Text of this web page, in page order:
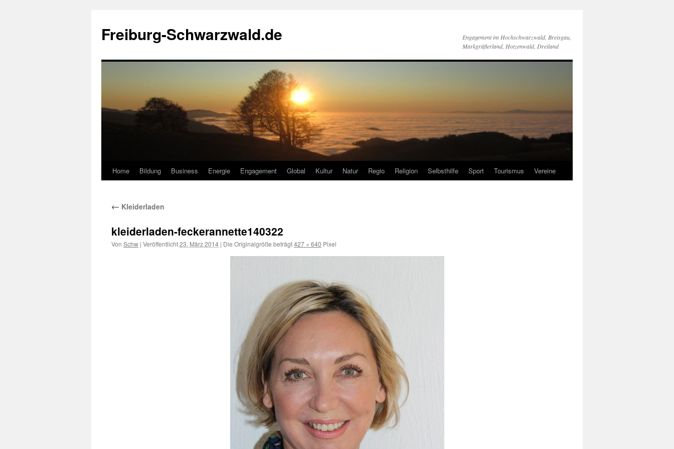
springen
Freiburg-Schwarzwald.de
Engagement im Hochschwarzwald, Breisgau,
Markgräflerland, Hotzenwald, Dreiland
Home Bildung Business Energie Engagement Global Kultur Natur Regio Religion Selbsthilfe Sport Tourismus Vereine
← Kleiderladen
kleiderladen-feckerannette140322
Von Schw | Veröffentlicht23. März 2014 | Die Originalgröße beträgt427 × 640 Pixel